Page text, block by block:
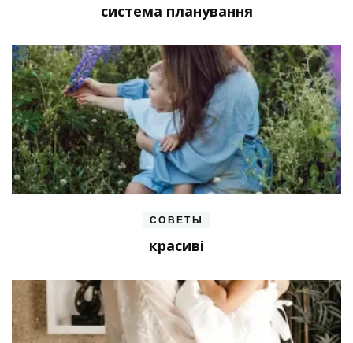
система планування
СОВЕТЫ
красиві